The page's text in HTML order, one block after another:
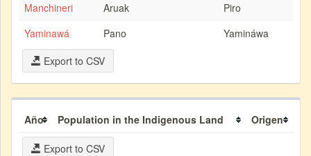
Manchineri
Aruak
Piro
Yaminawá
Pano
Yamináwa
Export to CSV
Año Population in the Indigenous Land Origen
Export to CSV